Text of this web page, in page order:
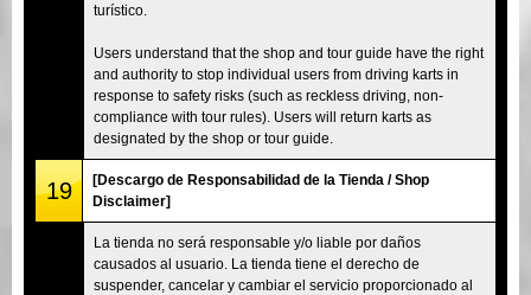
turístico.
Users understand that the shop and tour guide have the right
and authority to stop individual users from driving karts in
response to safety risks (such as reckless driving, non-
compliance with tour rules). Users will return karts as
designated by the shop or tour guide.
19
[Descargo de Responsabilidad de la Tienda / Shop
Disclaimer]
La tienda no será responsable y/o liable por daños
causados al usuario. La tienda tiene el derecho de
suspender, cancelar y cambiar el servicio proporcionado al